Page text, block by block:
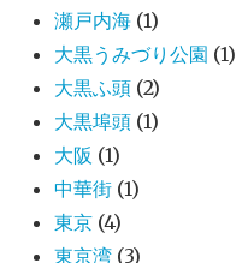
瀬戸内海 (1)
大黒うみづり公園 (1)
大黒ふ頭 (2)
大黒埠頭 (1)
大阪 (1)
中華街 (1)
東京 (4)
東京湾 (3)